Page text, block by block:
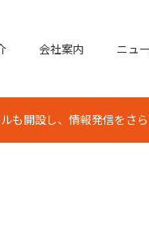
会社案内 ニュ
も開設し、情報発信をさ